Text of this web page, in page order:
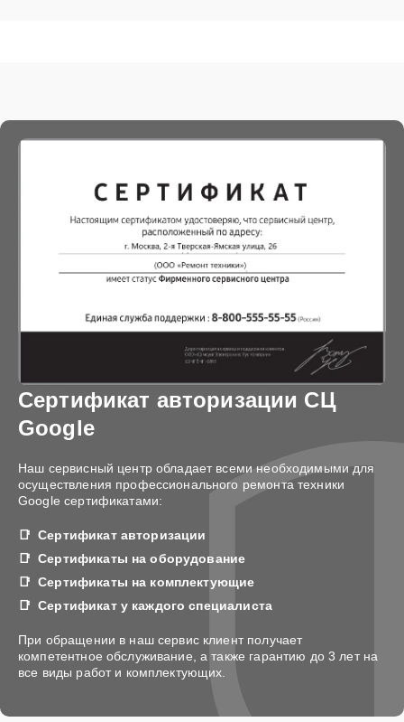
Сертификат авторизации СЦ
Google
Наш сервисный центр обладает всеми необходимыми для
осуществления профессионального ремонта техники
Google сертификатами:
Сертификат авторизации
Сертификаты на оборудование
Сертификаты на комплектующие
Сертификат у каждого специалиста
При обращении в наш сервис клиент получает
компетентное обслуживание, а также гарантию до 3 лет на
все виды работ и комплектующих.